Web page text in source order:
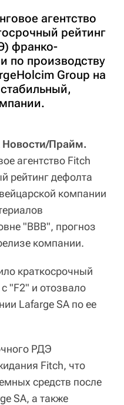
агентство
рейтинг
франко-
по производству
Group на
Прайм.
агентство Fitch
рейтинг дефолта
компании
"BBB", прогноз
компании.
краткосрочный
"F2" и отозвало
Lafarge SA по ее
РДЭ
Fitch, что
средств после
SA, а также